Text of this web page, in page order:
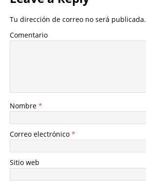
Tu dirección de correo no será publicada.
Comentario
Nombre *
Correo electrónico *
Sitio web